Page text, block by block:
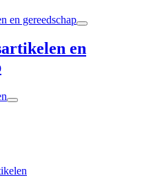
en gereedschap
en